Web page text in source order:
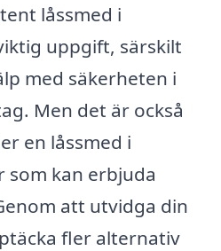
låssmed i
uppgift, särskilt
med säkerheten i
Men det är också
en låssmed i
som kan erbjuda
att utvidga din
fler alternativ